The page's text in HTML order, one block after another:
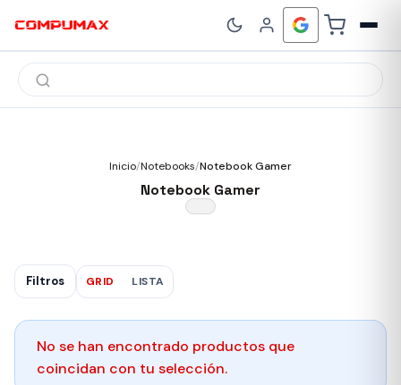
Búsqueda
de
productos
Inicio/Notebooks/Notebook Gamer
Notebook Gamer
Filtros GRID LISTA
No se han encontrado productos que
coincidan con tu selección.